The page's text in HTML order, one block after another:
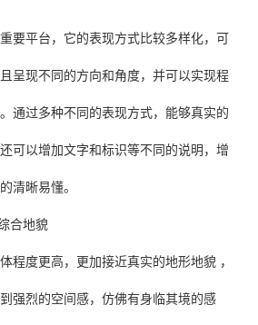
要平台，它的表现方式比较多样化，可
呈现不同的方向和角度，并可以实现程
通过多种不同的表现方式，能够真实的
可以增加文字和标识等不同的说明，增
清晰易懂。
合地貌
程度更高，更加接近真实的地形地貌 ，
强烈的空间感，仿佛有身临其境的感